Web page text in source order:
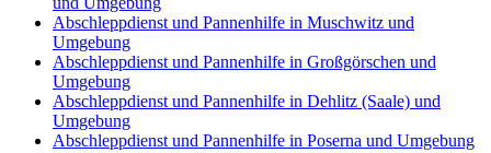
Abschleppdienst und Pannenhilfe in Muschwitz und
Umgebung
Abschleppdienst und Pannenhilfe in Großgörschen und
Umgebung
Abschleppdienst und Pannenhilfe in Dehlitz (Saale) und
Umgebung
Abschleppdienst und Pannenhilfe in Poserna und Umgebung